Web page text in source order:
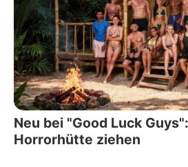
Neu bei "Good Luck
Horrorhütte ziehen